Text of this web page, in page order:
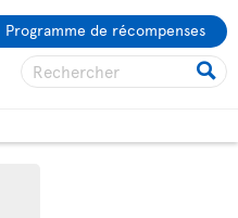
Programme de récompenses